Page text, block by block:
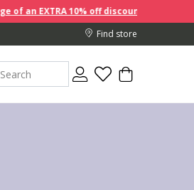
discount prices when you buy 2 or more
Find store